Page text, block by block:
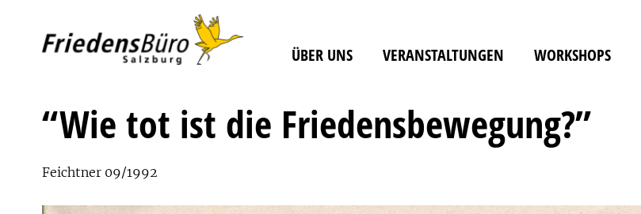
ÜBER UNS VERANSTALTUNGEN WORKSHOPS
“Wie tot ist die Friedensbewegung?”
Feichtner 09/1992